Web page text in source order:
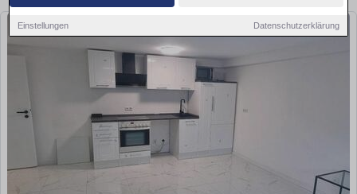
Einstellungen Datenschutzerklärung